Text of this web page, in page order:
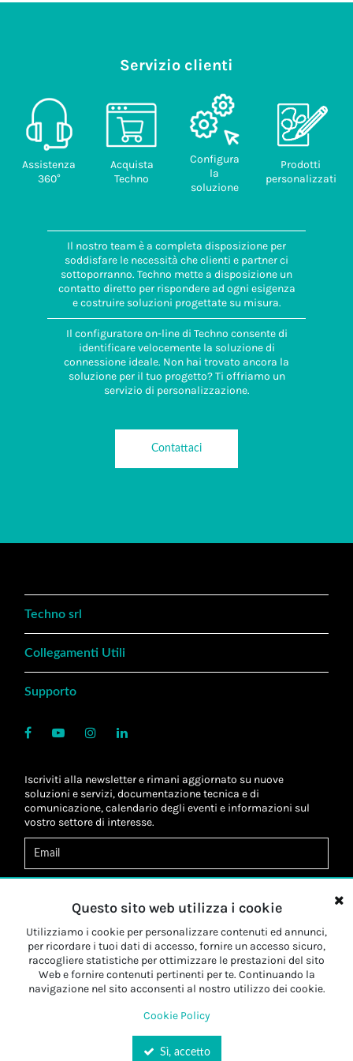
6000489OT.pdf
Servizio clienti
Assistenza
360°
Acquista
Techno
Configura
la
soluzione
Prodotti
personalizzati
Il nostro team è a completa disposizione per
soddisfare le necessità che clienti e partner ci
sottoporranno. Techno mette a disposizione un
contatto diretto per rispondere ad ogni esigenza
e costruire soluzioni progettate su misura.
Il configuratore on-line di Techno consente di
identificare velocemente la soluzione di
connessione ideale. Non hai trovato ancora la
soluzione per il tuo progetto? Ti offriamo un
servizio di personalizzazione.
Contattaci
Techno srl
Collegamenti Utili
Supporto
Iscriviti alla newsletter e rimani aggiornato su nuove
soluzioni e servizi, documentazione tecnica e di
comunicazione, calendario degli eventi e informazioni sul
vostro settore di interesse.
Letta l'informativa, autorizzo altrattamento dei miei dati
personali*
Letta l'informativa, autorizzo al trattamento dei miei dati
personali a fini dimarketing*
Iscriviti
Questo sito web utilizza i cookie
Utilizziamo i cookie per personalizzare contenuti ed annunci,
per ricordare i tuoi dati di accesso, fornire un accesso sicuro,
raccogliere statistiche per ottimizzare le prestazioni del sito
Web e fornire contenuti pertinenti per te. Continuando la
navigazione nel sito acconsenti al nostro utilizzo dei cookie.
Cookie Policy
Sì, accetto